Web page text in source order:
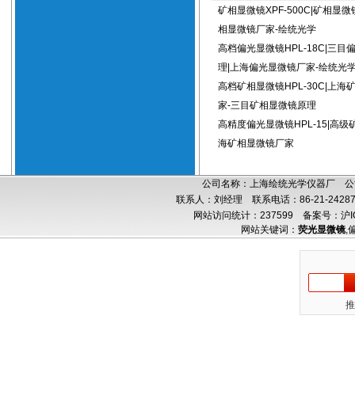
矿相显微镜XPF-500C|矿相显微
相显微镜厂家-绘统光学
高档偏光显微镜HPL-18C|三目
理|上海偏光显微镜厂家-绘统光
高档矿相显微镜HPL-30C|上海
家-三目矿相显微镜原理
高精度偏光显微镜HPL-15|高级
海矿相显微镜厂家
公司名称：上海绘统光学仪器厂
联系人：刘经理 联系电话：86-21-
网站访问统计：237599 备案号：沪
网站关键词： 荧光显微镜,